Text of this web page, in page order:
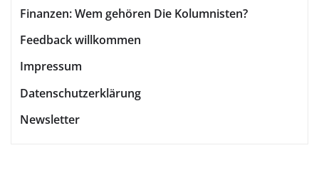
Finanzen: Wem gehören Die Kolumnisten?
Feedback willkommen
Impressum
Datenschutzerklärung
Newsletter